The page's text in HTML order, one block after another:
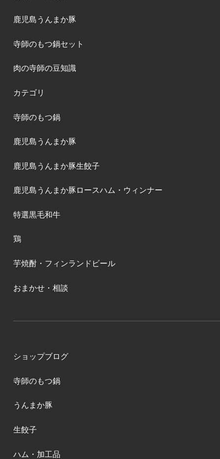
鹿児島うんまか豚
寺師のもつ鍋セット
肉の寺師の豆知識
カテゴリ
寺師のもつ鍋
鹿児島うんまか豚
鹿児島うんまか豚生餃子
鹿児島うんまか豚ロースハム・ウィンナー
特選黒毛和牛
鶏
芋焼酎・フィンランドビール
おまかせ・相談
ショップブログ
寺師のもつ鍋
うんまか豚
生餃子
ハム・加工品